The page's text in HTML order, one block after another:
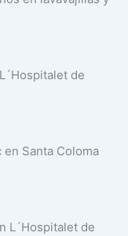
de
Santa Coloma
L´Hospitalet de